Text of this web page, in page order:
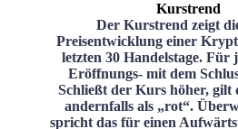
Kurstrend
Der Kurstrend zeigt
Preisentwicklung einer
letzten 30 Handelstage. Für
Eröffnungs- mit dem
Schließt der Kurs höher, gilt
andernfalls als „rot“.
spricht das für einen